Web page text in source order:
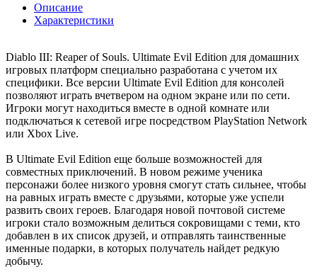
Описание
Характеристики
Diablo III: Reaper of Souls. Ultimate Evil Edition для домашних
игровых платформ специально разработана с учетом их
специфики. Все версии Ultimate Evil Edition для консолей
позволяют играть вчетвером на одном экране или по сети.
Игроки могут находиться вместе в одной комнате или
подключаться к сетевой игре посредством PlayStation Network
или Xbox Live.
В Ultimate Evil Edition еще больше возможностей для
совместных приключений. В новом режиме ученика
персонажи более низкого уровня смогут стать сильнее, чтобы
на равных играть вместе с друзьями, которые уже успели
развить своих героев. Благодаря новой почтовой системе
игроки стало возможным делиться сокровищами с теми, кто
добавлен в их список друзей, и отправлять таинственные
именные подарки, в которых получатель найдет редкую
добычу.